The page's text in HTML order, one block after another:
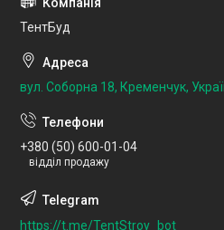
ТентБуд
вул. Соборна 18, Кременчук,
+380 (50) 600-01-04
відділ продажу
https://t.me/TentStroy_bot